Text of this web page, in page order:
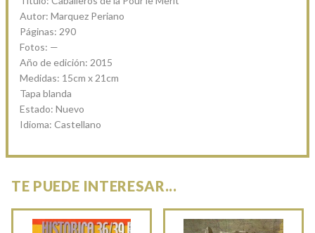
Autor: Marquez Periano
Páginas: 290
Fotos: —
Año de edición: 2015
Medidas: 15cm x 21cm
Tapa blanda
Estado: Nuevo
Idioma: Castellano
TE PUEDE INTERESAR...